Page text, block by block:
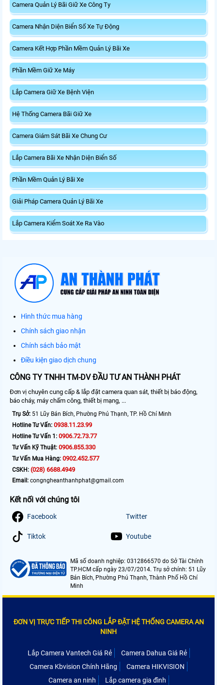
Camera Quản Lý Bãi Giữ Xe Công Ty
Camera Nhận Diện Biển Số Xe Tự Động
Camera Kết Hợp Phần Mềm Quản Lý Bãi Xe
Phần Mềm Giữ Xe Máy
Lắp Camera Giữ Xe Bệnh Viện
Hệ Thống Camera Bãi Giữ Xe
Camera Giám Sát Bãi Xe Chung Cư
Lắp Camera Bãi Xe Nhận Diện Biển Số
Phần Mềm Quản Lý Bãi Xe
Giải Pháp Camera Quản Lý Bãi Xe
Lắp Camera Kiểm Soát Xe Ra Vào
Hình thức mua hàng
Chính sách giao nhận
Chính sách bảo mật
Điều kiện giao dịch chung
CÔNG TY TNHH TM-DV ĐẦU TƯ AN THÀNH PHÁT
Đơn vị chuyên cung cấp & lắp đặt camera quan sát, thiết bị báo động,
báo cháy, máy chấm công, thiết bị mạng, ...
Trụ Sở: 51 Lũy Bán Bích, Phường Phú Thạnh, TP. Hồ Chí Minh
Hotline Tư Vấn: 0938.11.23.99
Hotline Tư Vấn 1: 0906.72.73.77
Tư Vấn Kỹ Thuật: 0906.855.330
Tư Vấn Mua Hàng: 0902.452.577
CSKH: (028) 6688.4949
Email: congngheanthanhphat@gmail.com
Kết nối với chúng tôi
Facebook Twitter
Tiktok Youtube
Mã số doanh nghiệp: 0312866570 do Sở Tài Chính
TP.HCM cấp ngày 23/07/2014. Trụ sở chính: 51 Lũy
Bán Bích, Phường Phú Thạnh, Thành Phố Hồ Chí
Minh
ĐƠN VỊ TRỰC TIẾP THI CÔNG LẮP ĐẶT HỆ THỐNG CAMERA AN
NINH
Lắp Camera Vantech Giá Rẻ
Camera Dahua Giá Rẻ
Camera Kbvision Chính Hãng
Camera HIKVISION
Camera an ninh
Lắp camera gia đình